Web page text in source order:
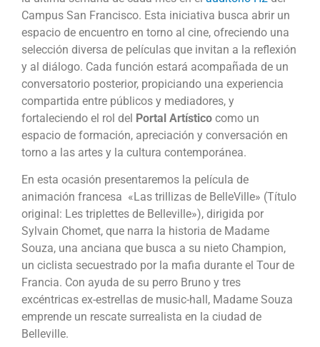
Campus San Francisco. Esta iniciativa busca abrir un
espacio de encuentro en torno al cine, ofreciendo una
selección diversa de películas que invitan a la reflexión
y al diálogo. Cada función estará acompañada de un
conversatorio posterior, propiciando una experiencia
compartida entre públicos y mediadores, y
fortaleciendo el rol del Portal Artístico como un
espacio de formación, apreciación y conversación en
torno a las artes y la cultura contemporánea.
En esta ocasión presentaremos la película de
animación francesa «Las trillizas de BelleVille» (Título
original: Les triplettes de Belleville»), dirigida por
Sylvain Chomet, que narra la historia de Madame
Souza, una anciana que busca a su nieto Champion,
un ciclista secuestrado por la mafia durante el Tour de
Francia. Con ayuda de su perro Bruno y tres
excéntricas ex-estrellas de music-hall, Madame Souza
emprende un rescate surrealista en la ciudad de
Belleville.